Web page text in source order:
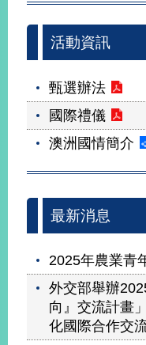
活動資訊
甄選辦法
國際禮儀
澳洲國情簡介
最新消息
2025年農業青
外交部舉辦
向』交流計畫
化國際合作交